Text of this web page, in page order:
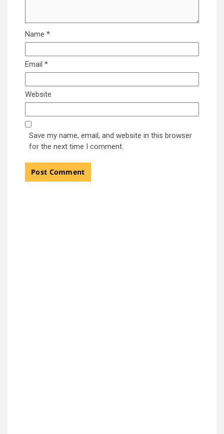
Name *
Email *
Website
Save my name, email, and website in this browser
for the next time I comment.